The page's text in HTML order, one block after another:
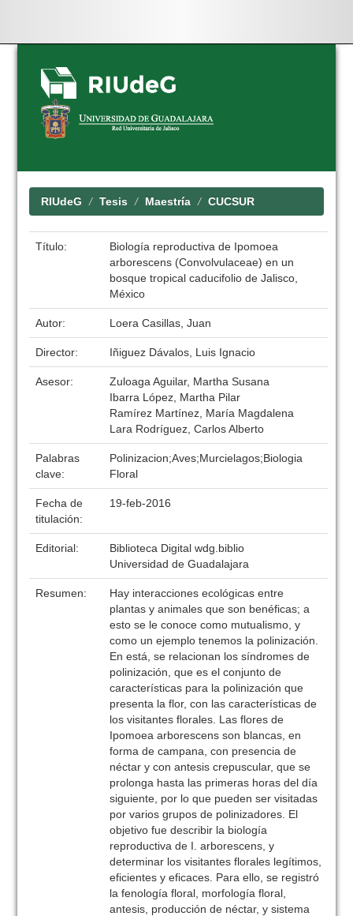
Skip
navigation
RIUdeG Tesis Maestría CUCSUR
Título:
Biología reproductiva de Ipomoea
arborescens (Convolvulaceae) en un
bosque tropical caducifolio de Jalisco,
México
Autor: Loera Casillas, Juan
Director: Iñiguez Dávalos, Luis Ignacio
Asesor:
Zuloaga Aguilar, Martha Susana
Ibarra López, Martha Pilar
Ramírez Martínez, María Magdalena
Lara Rodríguez, Carlos Alberto
Palabras
clave:
Polinizacion;Aves;Murcielagos;Biologia
Floral
Fecha de
titulación:
19-feb-2016
Editorial:
Biblioteca Digital wdg.biblio
Universidad de Guadalajara
Resumen:
Hay interacciones ecológicas entre
plantas y animales que son benéficas; a
esto se le conoce como mutualismo, y
como un ejemplo tenemos la polinización.
En está, se relacionan los síndromes de
polinización, que es el conjunto de
características para la polinización que
presenta la flor, con las características de
los visitantes florales. Las flores de
Ipomoea arborescens son blancas, en
forma de campana, con presencia de
néctar y con antesis crepuscular, que se
prolonga hasta las primeras horas del día
siguiente, por lo que pueden ser visitadas
por varios grupos de polinizadores. El
objetivo fue describir la biología
reproductiva de I. arborescens, y
determinar los visitantes florales legítimos,
eficientes y eficaces. Para ello, se registró
la fenología floral, morfología floral,
antesis, producción de néctar, y sistema